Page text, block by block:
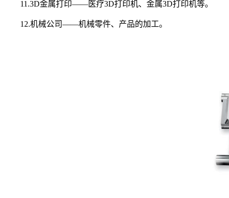
11.3D金属打印——医疗3D打印机、金属3D打印机等。
12.机械公司——机械零件、产品的加工。